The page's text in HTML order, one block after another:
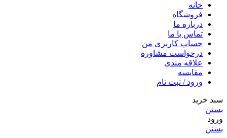
خانه
فروشگاه
درباره ما
تماس با ما
حساب کاربری من
درخواست مشاوره
علاقه مندی
مقايسه
ورود / ثبت نام
سبد خرید
بستن
ورود
بستن